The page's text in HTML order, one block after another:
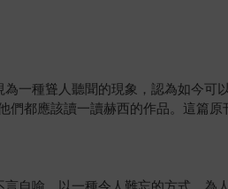
一種聳人聽聞的現象，認為如今
都應該讀一讀赫西的作品。這篇
自喻，以一種令人難忘的方式，為人